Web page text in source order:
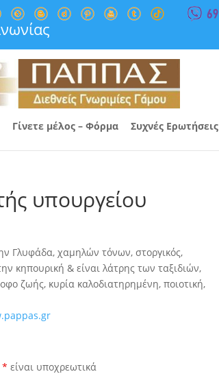
Γίνετε μέλος – Φόρμα Συχνές Ερωτήσεις
υπουργείου
Γλυφάδα, χαμηλών τόνων, στοργικός,
κηπουρική & είναι λάτρης των ταξιδιών,
ζωής, κυρία καλοδιατηρημένη, ποιοτική,
* είναι υποχρεωτικά